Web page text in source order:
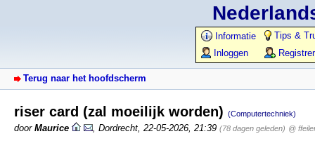
Informatie
Tips &
Inloggen
Terug naar het hoofdscherm
riser card (zal moeilijk worden) (Computertechniek)
door Maurice Dordrecht 22-05-2026, 21:39 (78 dagen geleden) @